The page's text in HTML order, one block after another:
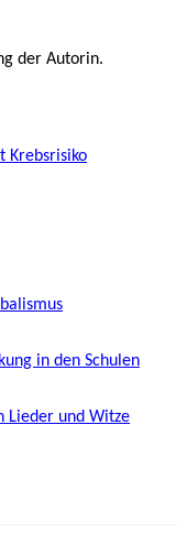
der Autorin.
Krebsrisiko
in den Schulen
Lieder und Witze